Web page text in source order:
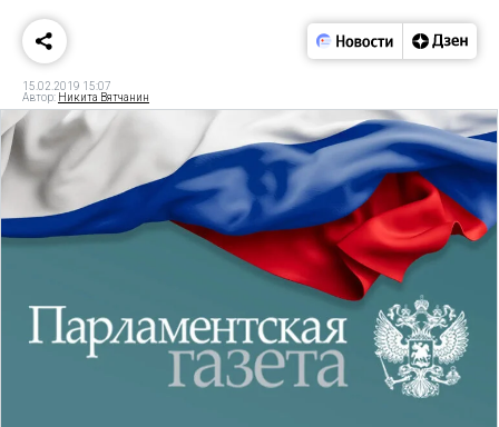
15.02.2019 15:07
Автор: Никита Вятчанин